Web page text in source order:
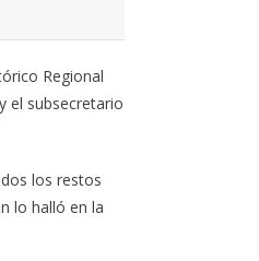
Regional
el subsecretario
los restos
lo halló en la